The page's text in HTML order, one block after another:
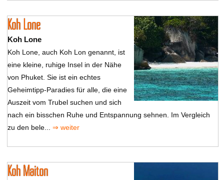
Koh Lone
Koh Lone
Koh Lone, auch Koh Lon genannt, ist
eine kleine, ruhige Insel in der Nähe
von Phuket. Sie ist ein echtes
Geheimtipp-Paradies für alle, die eine
Auszeit vom Trubel suchen und sich
nach ein bisschen Ruhe und Entspannung sehnen. Im Vergleich
zu den bele... ⇒ weiter
Koh Maiton